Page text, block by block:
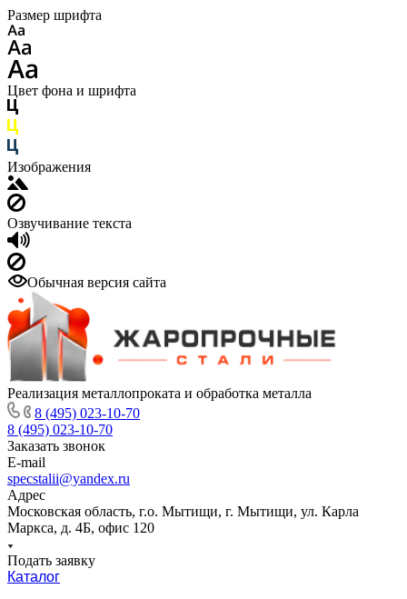
Размер шрифта
Цвет фона и шрифта
Изображения
Озвучивание текста
Обычная версия сайта
Реализация металлопроката и обработка металла
8 (495) 023-10-70
8 (495) 023-10-70
Заказать звонок
E-mail
specstalii@yandex.ru
Адрес
Московская область, г.о. Мытищи, г. Мытищи, ул. Карла
Маркса, д. 4Б, офис 120
Подать заявку
Каталог